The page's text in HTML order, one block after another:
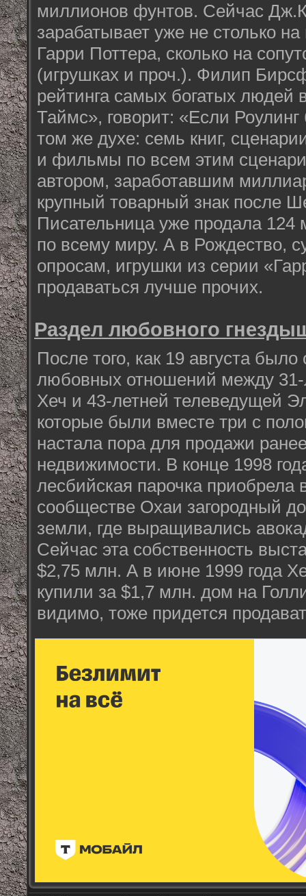
миллионов фунтов. Сейчас
зарабатывает уже не столько
Гарри Поттера, сколько на
(игрушках и проч.). Филип
рейтинга самых богатых людей
Таймс», говорит: «Если Роулинг
том же духе: семь книг,
и фильмы по всем этим
автором, заработавшим
крупный товарный знак после
Писательница уже продала 124
по всему миру. А в Рождество,
опросам, игрушки из серии
продаваться лучше прочих.
Раздел любовного
После того, как 19 августа
любовных отношений между 31-
Хеч и 43-летней телеведущей
которые были вместе три с
настала пора для продажи
недвижимости. В конце 1998
лесбийская парочка приобрела
сообществе Охаи загородный
земли, где выращивались
Сейчас эта собственность
$2,75 млн. А в июне 1999 года
купили за $1,7 млн. дом на
видимо, тоже придется